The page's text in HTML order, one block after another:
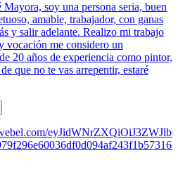
soy una persona seria, buen
amable, trabajador, con ganas
y salir adelante. Realizo mi trabajo
vocación me considero un
20 años de experiencia como pintor,
que no te vas arrepentir, estaré